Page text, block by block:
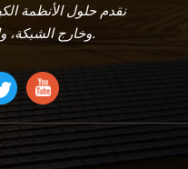
نقدم حلول الأنظمة
وخارج الشبكة، والهجينة، وعرض الديزل.